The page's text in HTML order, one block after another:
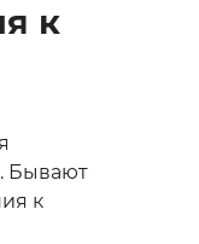
к
Бывают
к